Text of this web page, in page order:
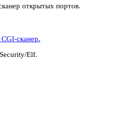
открытых портов.
сканер.
Elf.